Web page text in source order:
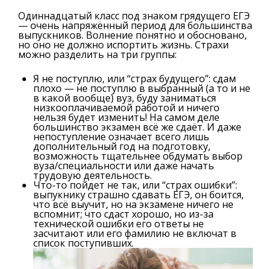
Одиннадцатый класс под знаком грядущего ЕГЭ
— очень напряжённый период для большинства
выпускников. Волнение понятно и обосновано,
но оно не должно испортить жизнь. Страхи
можно разделить на три группы:
Я не поступлю, или “страх будущего”: сдам
плохо — не поступлю в выбранный (а то и не
в какой вообще) вуз, буду заниматься
низкооплачиваемой работой и ничего
нельзя будет изменить! На самом деле
большинство экзамен всё же сдаёт. И даже
непоступление означает всего лишь
дополнительный год на подготовку,
возможность тщательнее обдумать выбор
вуза/специальности или даже начать
трудовую деятельность.
Что-то пойдет не так, или “страх ошибки”:
выпукнику страшно сдавать ЕГЭ, он боится,
что всё выучит, но на экзамене ничего не
вспомнит; что сдаст хорошо, но из-за
технической ошибки его ответы не
засчитают или его фамилию не включат в
список поступивших.